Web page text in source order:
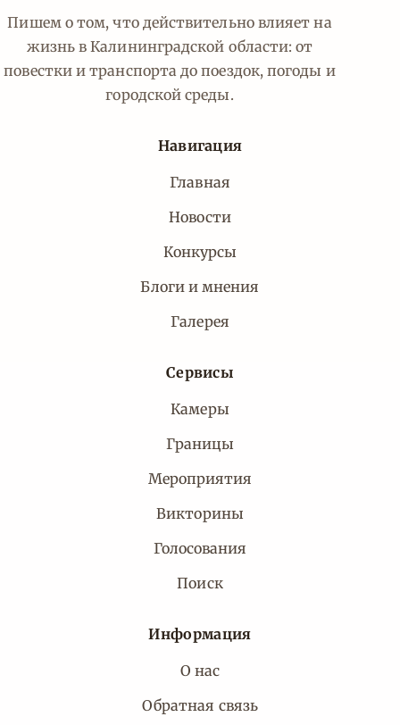
Пишем о том, что действительно влияет на
жизнь в Калининградской области: от
повестки и транспорта до поездок, погоды и
городской среды.
Навигация
Главная
Новости
Конкурсы
Блоги и мнения
Галерея
Сервисы
Камеры
Границы
Мероприятия
Викторины
Голосования
Поиск
Информация
О нас
Обратная связь